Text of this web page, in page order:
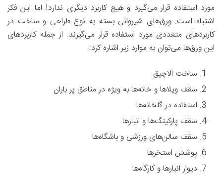
مورد استفاده قرار می‌گیرد و هیچ کاربرد دیگری ندارد! اما این فکر
اشتباه است. ورق‌های شیروانی بسته به نوع طراحی و ساخت در
کاربردهای متعددی مورد استفاده قرار می‌گیرند. از جمله کاربردهای
این ورق‌ها می‌توان به موارد زیر اشاره کرد:
ساخت آلاچیق
سقف ویلاها و خانه‌ها به ویژه در مناطق پر باران
استفاده در گلخانه‌ها
سقف پارکینگ‌ها و انبارها
سقف سالن‌های ورزشی و باشگاه‌ها
پوشش استخرها
دیوار انبارها و کارگاه‌ها